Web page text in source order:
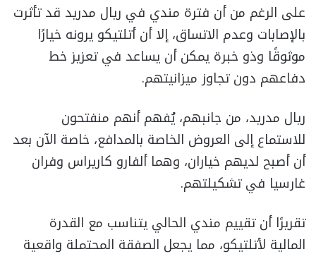
على الرغم من أن فترة مندي في ريال مدريد قد تأثرت
بالإصابات وعدم الاتساق، إلا أن أتلتيكو يرونه خيارًا
موثوقًا وذو خبرة يمكن أن يساعد في تعزيز خط
دفاعهم دون تجاوز ميزانيتهم.
ريال مدريد، من جانبهم، يُفهم أنهم منفتحون
للاستماع إلى العروض الخاصة بالمدافع، خاصة الآن بعد
أن أصبح لديهم خياران، وهما ألفارو كاريراس وفران
غارسيا في تشكيلتهم.
تقريرًا أن تقييم مندي الحالي يتناسب مع القدرة
المالية لأتلتيكو، مما يجعل الصفقة المحتملة واقعية